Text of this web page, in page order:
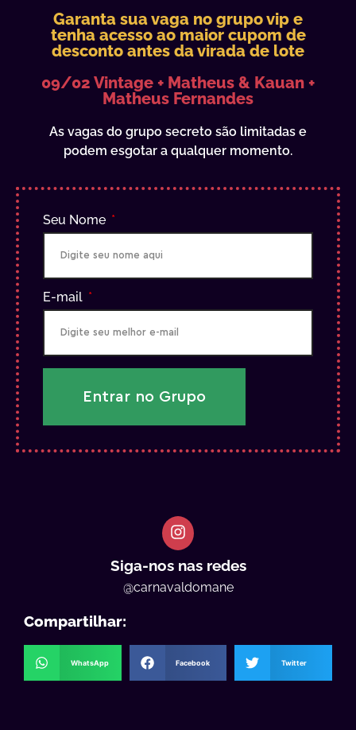
Garanta sua vaga no grupo vip e
tenha acesso ao maior cupom de
desconto antes da virada de lote
09/02 Vintage + Matheus & Kauan +
Matheus Fernandes
As vagas do grupo secreto são limitadas e
podem esgotar a qualquer momento.
Seu Nome
E-mail
Entrar no Grupo
Siga-nos nas redes
@carnavaldomane
Compartilhar:
WhatsApp Facebook Twitter